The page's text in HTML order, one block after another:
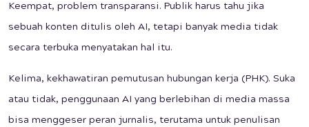
Keempat, problem transparansi. Publik harus tahu jika
sebuah konten ditulis oleh AI, tetapi banyak media tidak
secara terbuka menyatakan hal itu.
Kelima, kekhawatiran pemutusan hubungan kerja (PHK). Suka
atau tidak, penggunaan AI yang berlebihan di media massa
bisa menggeser peran jurnalis, terutama untuk penulisan